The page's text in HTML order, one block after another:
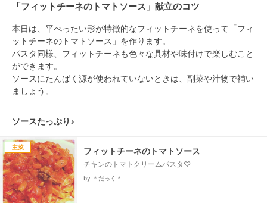
「フィットチーネのトマトソース」献立のコツ
本日は、平べったい形が特徴的なフィットチーネを使って「フィ
ットチーネのトマトソース」を作ります。
パスタ同様、フィットチーネも色々な具材や味付けで楽しむこと
ができます。
ソースにたんぱく源が使われていないときは、副菜や汁物で補い
ましょう。
ソースたっぷり♪
主菜 フィットチーネのトマトソース
チキンのトマトクリームパスタ♡
by ＊だっく＊